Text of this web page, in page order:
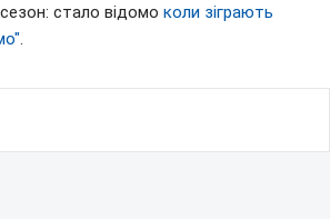
стало відомо коли зіграють
.